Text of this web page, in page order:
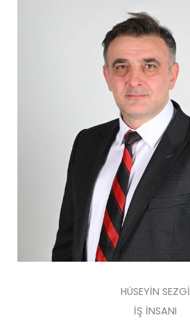
HÜSEYİN SEZGİ
İŞ İNSANI